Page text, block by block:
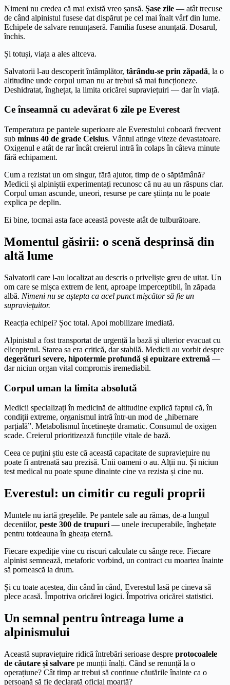
Nimeni nu credea că mai există vreo șansă. Șase zile — atât trecuse
de când alpinistul fusese dat dispărut pe cel mai înalt vârf din lume.
Echipele de salvare renunțaseră. Familia fusese anunțată. Dosarul,
închis.
Și totuși, viața a ales altceva.
Salvatorii l-au descoperit întâmplător, târându-se prin zăpadă, la o
altitudine unde corpul uman nu ar trebui să mai funcționeze.
Deshidratat, înghețat, la limita oricărei supraviețuiri — dar în viață.
Ce înseamnă cu adevărat 6 zile pe Everest
Temperatura pe pantele superioare ale Everestului coboară frecvent
sub minus 40 de grade Celsius. Vântul atinge viteze devastatoare.
Oxigenul e atât de rar încât creierul intră în colaps în câteva minute
fără echipament.
Cum a rezistat un om singur, fără ajutor, timp de o săptămână?
Medicii și alpiniștii experimentați recunosc că nu au un răspuns clar.
Corpul uman ascunde, uneori, resurse pe care știința nu le poate
explica pe deplin.
Ei bine, tocmai asta face această poveste atât de tulburătoare.
Momentul găsirii: o scenă desprinsă din
altă lume
Salvatorii care l-au localizat au descris o priveliște greu de uitat. Un
om care se mișca extrem de lent, aproape imperceptibil, în zăpada
albă. Nimeni nu se aștepta ca acel punct mișcător să fie un
supraviețuitor.
Reacția echipei? Șoc total. Apoi mobilizare imediată.
Alpinistul a fost transportat de urgență la bază și ulterior evacuat cu
elicopterul. Starea sa era critică, dar stabilă. Medicii au vorbit despre
degerături severe, hipotermie profundă și epuizare extremă —
dar niciun organ vital compromis iremediabil.
Corpul uman la limita absolută
Medicii specializați în medicină de altitudine explică faptul că, în
condiții extreme, organismul intră într-un mod de „hibernare
parțială”. Metabolismul încetinește dramatic. Consumul de oxigen
scade. Creierul prioritizează funcțiile vitale de bază.
Ceea ce puțini știu este că această capacitate de supraviețuire nu
poate fi antrenată sau prezisă. Unii oameni o au. Alții nu. Și niciun
test medical nu poate spune dinainte cine va rezista și cine nu.
Everestul: un cimitir cu reguli proprii
Muntele nu iartă greșelile. Pe pantele sale au rămas, de-a lungul
deceniilor, peste 300 de trupuri — unele irecuperabile, înghețate
pentru totdeauna în gheața eternă.
Fiecare expediție vine cu riscuri calculate cu sânge rece. Fiecare
alpinist semnează, metaforic vorbind, un contract cu moartea înainte
să pornească la drum.
Și cu toate acestea, din când în când, Everestul lasă pe cineva să
plece acasă. Împotriva oricărei logici. Împotriva oricărei statistici.
Un semnal pentru întreaga lume a
alpinismului
Această supraviețuire ridică întrebări serioase despre protocoalele
de căutare și salvare pe munții înalți. Când se renunță la o
operațiune? Cât timp ar trebui să continue căutările înainte ca o
persoană să fie declarată oficial moartă?